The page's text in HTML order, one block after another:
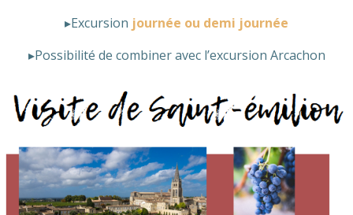
▸Excursion journée ou demi journée
▸Possibilité de combiner avec l’excursion Arcachon